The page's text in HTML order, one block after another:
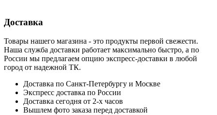
Доставка
Товары нашего магазина - это продукты первой свежести.
Наша служба доставки работает максимально быстро, а по
России мы предлагаем опцию экспресс-доставки в любой
город от надежной ТК.
Доставка по Санкт-Петербургу и Москве
Экспресс доставка по России
Доставка сегодня от 2-х часов
Вышлем фото заказа перед доставкой